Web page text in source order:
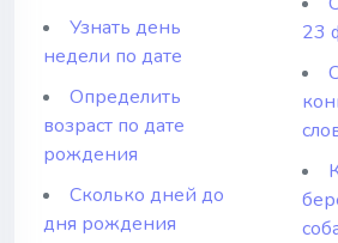
Узнать день
недели по дате
Определить
возраст по дате
рождения
Сколько дней до
дня рождения
23